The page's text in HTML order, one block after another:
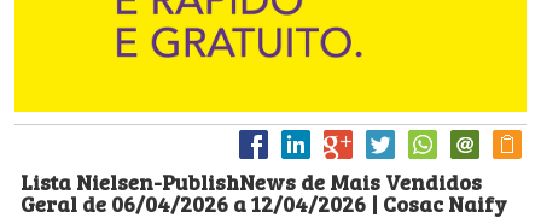
Lista Nielsen-PublishNews de Mais Vendidos
Geral de 06/04/2026 a 12/04/2026 | Cosac Naify